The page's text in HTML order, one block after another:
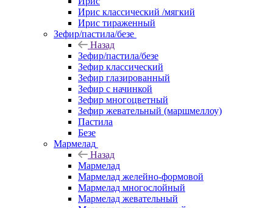
Ирис классический /мягкий
Ирис тираженный
Зефир/пастила/безе
Назад
Зефир/пастила/безе
Зефир классический
Зефир глазированный
Зефир с начинкой
Зефир многоцветный
Зефир жевательный (маршмеллоу)
Пастила
Безе
Мармелад
Назад
Мармелад
Мармелад желейно-формовой
Мармелад многослойный
Мармелад жевательный